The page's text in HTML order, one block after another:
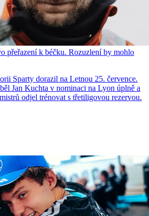
přeřazení k béčku. Rozuzlení by mohlo
Sparty dorazil na Letnou 25. července.
Jan Kuchta v nominaci na Lyon úplně a
odjel trénovat s třetiligovou rezervou.